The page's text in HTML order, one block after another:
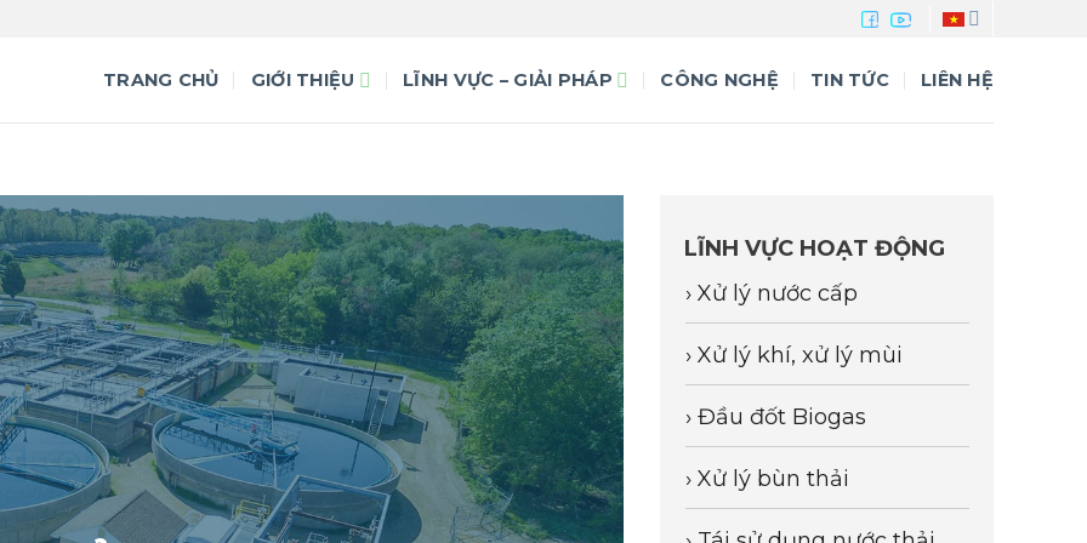
TRANG CHỦ GIỚI THIỆU LĨNH VỰC – GIẢI PHÁP CÔNG NGHỆ TIN TỨC LIÊN HỆ
LĨNH VỰC HOẠT ĐỘNG
› Xử lý nước cấp
› Xử lý khí, xử lý mùi
› Đầu đốt Biogas
› Xử lý bùn thải